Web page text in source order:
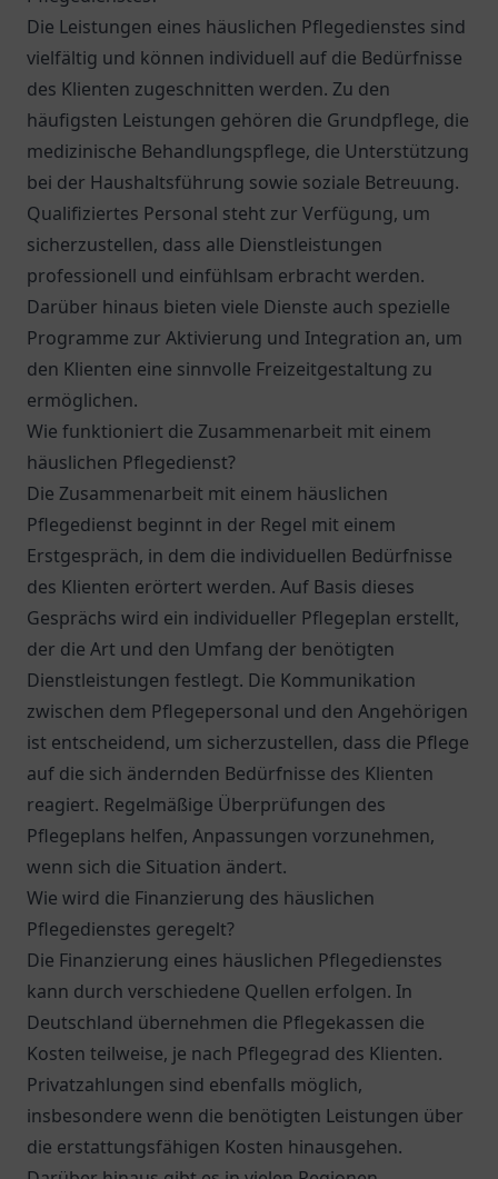
Die Leistungen eines häuslichen Pflegedienstes sind
vielfältig und können individuell auf die Bedürfnisse
des Klienten zugeschnitten werden. Zu den
häufigsten Leistungen gehören die Grundpflege, die
medizinische Behandlungspflege, die Unterstützung
bei der Haushaltsführung sowie soziale Betreuung.
Qualifiziertes Personal steht zur Verfügung, um
sicherzustellen, dass alle Dienstleistungen
professionell und einfühlsam erbracht werden.
Darüber hinaus bieten viele Dienste auch spezielle
Programme zur Aktivierung und Integration an, um
den Klienten eine sinnvolle Freizeitgestaltung zu
ermöglichen.
Wie funktioniert die Zusammenarbeit mit einem
häuslichen Pflegedienst?
Die Zusammenarbeit mit einem häuslichen
Pflegedienst beginnt in der Regel mit einem
Erstgespräch, in dem die individuellen Bedürfnisse
des Klienten erörtert werden. Auf Basis dieses
Gesprächs wird ein individueller Pflegeplan erstellt,
der die Art und den Umfang der benötigten
Dienstleistungen festlegt. Die Kommunikation
zwischen dem Pflegepersonal und den Angehörigen
ist entscheidend, um sicherzustellen, dass die Pflege
auf die sich ändernden Bedürfnisse des Klienten
reagiert. Regelmäßige Überprüfungen des
Pflegeplans helfen, Anpassungen vorzunehmen,
wenn sich die Situation ändert.
Wie wird die Finanzierung des häuslichen
Pflegedienstes geregelt?
Die Finanzierung eines häuslichen Pflegedienstes
kann durch verschiedene Quellen erfolgen. In
Deutschland übernehmen die Pflegekassen die
Kosten teilweise, je nach Pflegegrad des Klienten.
Privatzahlungen sind ebenfalls möglich,
insbesondere wenn die benötigten Leistungen über
die erstattungsfähigen Kosten hinausgehen.